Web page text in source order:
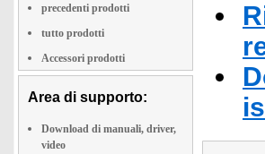
precedenti prodotti
tutto prodotti
Accessori prodotti
Area di supporto:
Download di manuali, driver,
video